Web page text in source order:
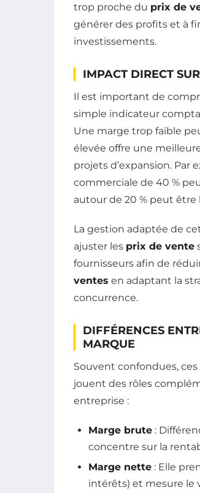
trop proche du prix de
générer des profits et à
investissements.
IMPACT DIRECT
Il est important de
simple indicateur
Une marge trop faible
élevée offre une
projets d’expansion. Par
commerciale de 40 %
autour de 20 % peut
La gestion adaptée de
ajuster les prix de vente
fournisseurs afin de
ventes en adaptant la
concurrence.
DIFFÉRENCES
MARQUE
Souvent confondues,
jouent des rôles
entreprise :
Marge brute :
concentre sur la
Marge nette : Elle
intérêts) et mesure le